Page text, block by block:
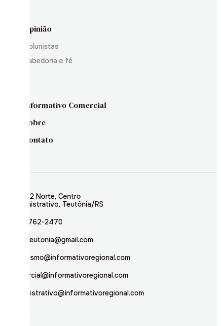
Opinião
Colunistas
Sabedoria e fé
Informativo Comercial
Sobre
Contato
Rua 02 Norte, Centro
Administrativo, Teutônia/RS
(51) 3762-2470
inforteutonia@gmail.com
jornalismo@informativoregional.com
comercial@informativoregional.com
administrativo@informativoregional.com